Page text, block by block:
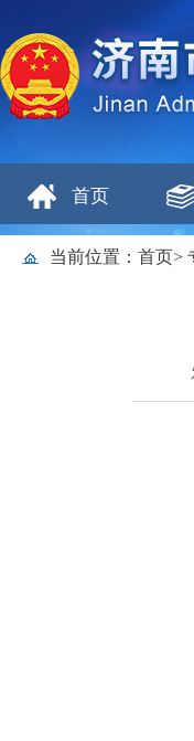
首页
当前位置： 首页>